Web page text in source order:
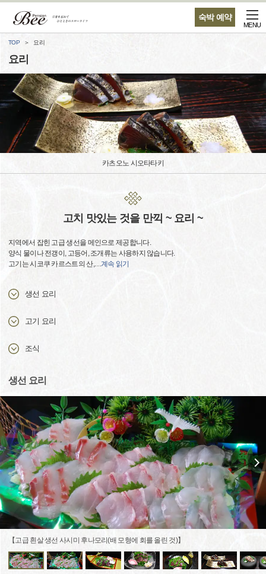
숙박 예약
MENU
TOP 요리
요리
카츠오노 시오타타키
고치 맛있는 것을 만끽 ~ 요리 ~
지역에서 잡힌 고급 생선을 메인으로 제공합니다.
양식 물이나 전갱이, 고등어, 조개류는 사용하지 않습니다.
고기는 시코쿠 카르스트의 산,…계속 읽기
생선 요리
고기 요리
조식
생선 요리
【고급 흰살 생선 사시미 후나모리(배 모형에 회를 올린 것)】